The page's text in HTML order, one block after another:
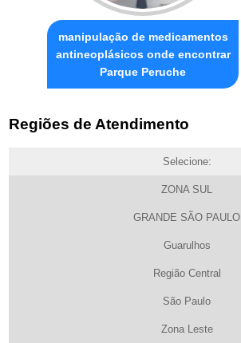
manipulação de medicamentos
antineoplásicos onde encontrar
Parque Peruche
Regiões de Atendimento
Selecione:
ZONA SUL
GRANDE SÃO PAULO
Guarulhos
Região Central
São Paulo
Zona Leste